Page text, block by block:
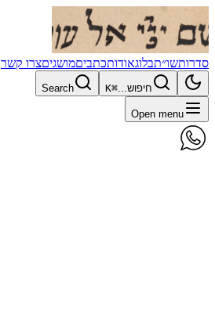
סדרותשו״תבלוגאודותכתביםמושגיםצרו קשר
חיפוש...⌘K
Search
Open menu